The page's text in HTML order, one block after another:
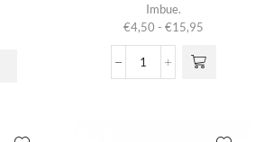
Imbue.
€4,50 - €15,95Prijsklasse:
tot
Curl
heeft
meerdere
Deze optie